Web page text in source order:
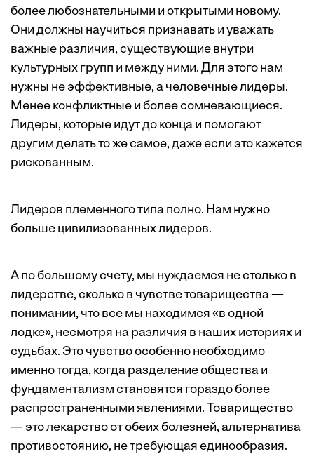
более любознательными и открытыми новому.
Они должны научиться признавать и уважать
важные различия, существующие внутри
культурных групп и между ними. Для этого нам
нужны не эффективные, а человечные лидеры.
Менее конфликтные и более сомневающиеся.
Лидеры, которые идут до конца и помогают
другим делать то же самое, даже если это кажется
рискованным.
Лидеров племенного типа полно. Нам нужно
больше цивилизованных лидеров.
А по большому счету, мы нуждаемся не столько в
лидерстве, сколько в чувстве товарищества —
понимании, что все мы находимся «в одной
лодке», несмотря на различия в наших историях и
судьбах. Это чувство особенно необходимо
именно тогда, когда разделение общества и
фундаментализм становятся гораздо более
распространенными явлениями. Товарищество
— это лекарство от обеих болезней, альтернатива
противостоянию, не требующая единообразия.